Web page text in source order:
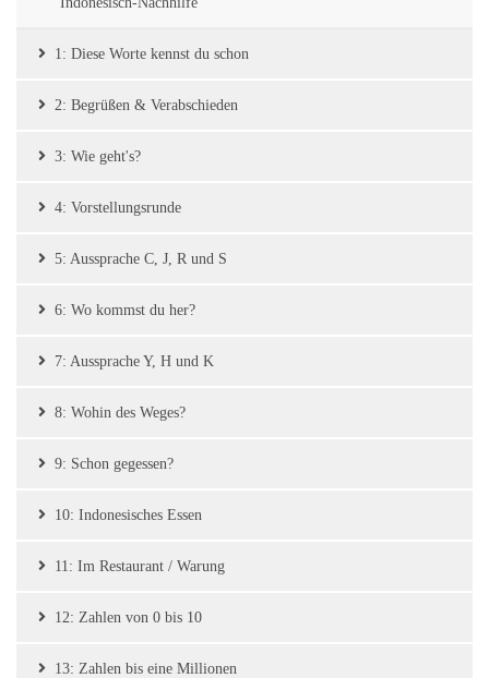
1: Diese Worte kennst du schon
2: Begrüßen & Verabschieden
3: Wie geht's?
4: Vorstellungsrunde
5: Aussprache C, J, R und S
6: Wo kommst du her?
7: Aussprache Y, H und K
8: Wohin des Weges?
9: Schon gegessen?
10: Indonesisches Essen
11: Im Restaurant / Warung
12: Zahlen von 0 bis 10
13: Zahlen bis eine Millionen